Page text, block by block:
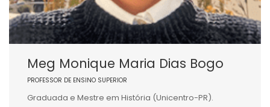
Meg Monique Maria Dias Bogo
PROFESSOR DE ENSINO SUPERIOR
Graduada e Mestre em História (Unicentro-PR).